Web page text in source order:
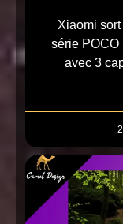
Xiaomi
série POCO
avec 3